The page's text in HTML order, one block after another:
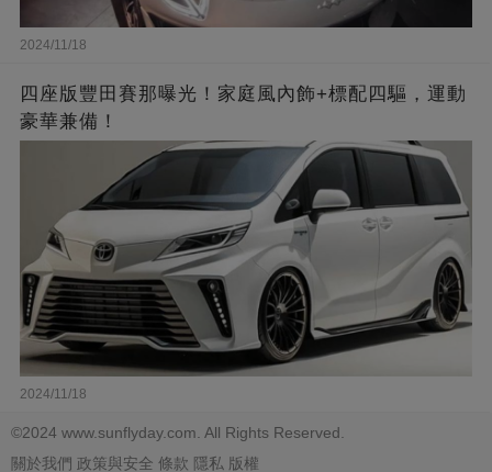
2024/11/18
四座版豐田賽那曝光！家庭風內飾+標配四驅，運動
豪華兼備！
2024/11/18
©2024 www.sunflyday.com. All Rights Reserved.
關於我們 政策與安全 條款 隱私 版權